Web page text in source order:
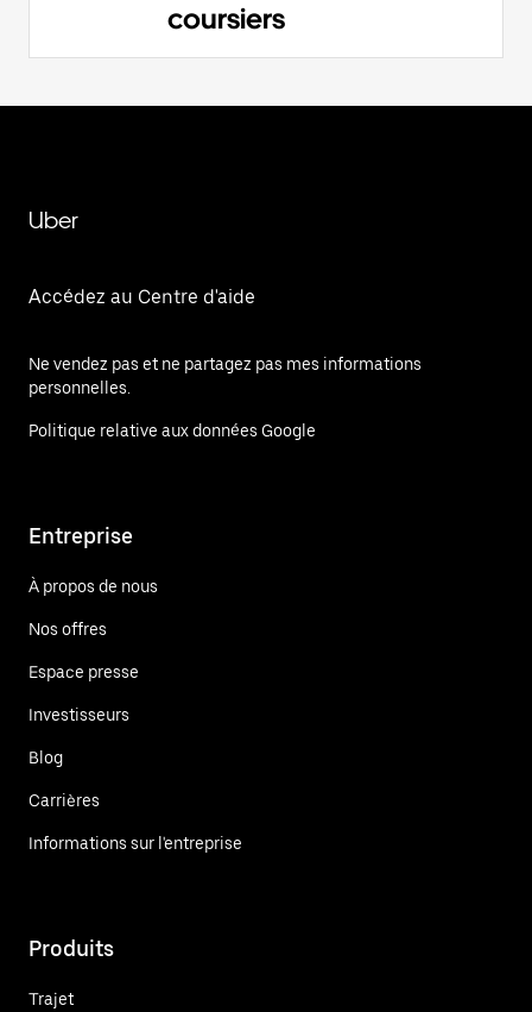
coursiers
Uber
Accédez au Centre d'aide
Ne vendez pas et ne partagez pas mes informations
personnelles.
Politique relative aux données Google
Entreprise
À propos de nous
Nos offres
Espace presse
Investisseurs
Blog
Carrières
Informations sur l'entreprise
Produits
Trajet